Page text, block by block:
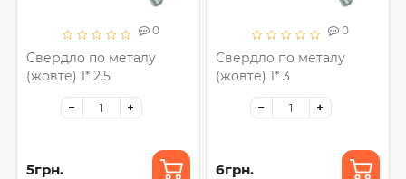
0
Свердло по металу
(жовте) 1* 2.5
5грн.
0
Свердло по металу
(жовте) 1* 3
6грн.